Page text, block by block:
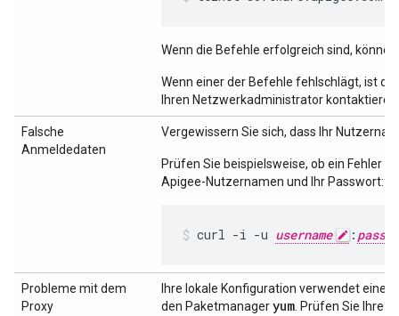
Wenn die Befehle erfolgreich sind,
Wenn einer der Befehle fehlschlägt, ist
Ihren Netzwerkadministrator kontaktieren.
Falsche
Anmeldedaten
Vergewissern Sie sich, dass Ihr
Prüfen Sie beispielsweise, ob ein Fehler
Apigee-Nutzernamen und Ihr Passwort:
curl -i -u username :
Probleme mit dem
Proxy
Ihre lokale Konfiguration verwendet
den Paketmanageryum . Prüfen Sie Ihre